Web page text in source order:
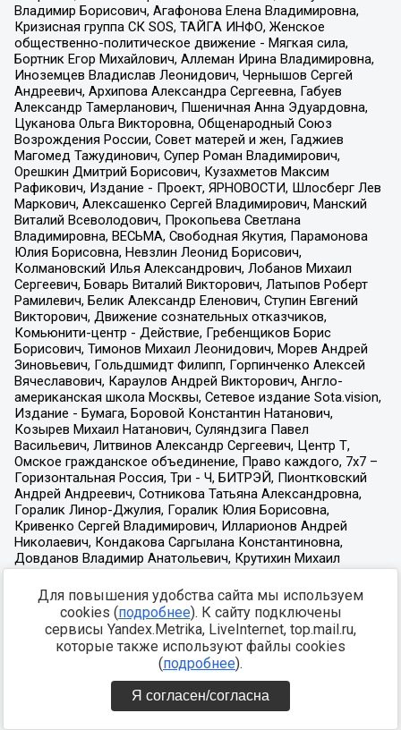
Для повышения удобства сайта мы используем
cookies (подробнее). К сайту подключены
сервисы Yandex.Metrika, LiveInternet, top.mail.ru,
которые также используют файлы cookies
(подробнее).
Я согласен/согласна